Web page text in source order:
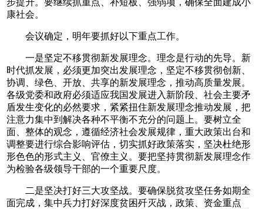
康社会。
会议确定，明年要抓好以下重点工作。
一是坚定不移贯彻新发展理念。理念是行动的先导。新
时代抓发展，必须更加突出发展理念，坚定不移贯彻创新、
协调、绿色、开放、共享的新发展理念，推动高质量发展。
各级党委和政府必须适应我国发展进入新阶段、社会主要矛
盾发生变化的必然要求，紧紧扭住新发展理念推动发展，把
注意力集中到解决各种不平衡不充分的问题上。要树立全
面、整体的观念，遵循经济社会发展规律，重大政策出台和
调整要进行综合影响评估，切实抓好政策落实，坚决杜绝形
形色色的形式主义、官僚主义。要把坚持贯彻新发展理念作
为检验各级领导干部的一个重要尺度。
二是坚决打好三大攻坚战。要确保脱贫攻坚任务如期全
面完成，集中兵力打好深度贫困歼灭战，政策、资金重点